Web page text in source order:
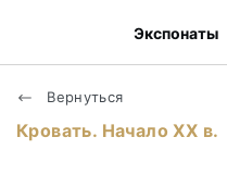
Экспонаты
Вернуться
Кровать. Начало XX в.